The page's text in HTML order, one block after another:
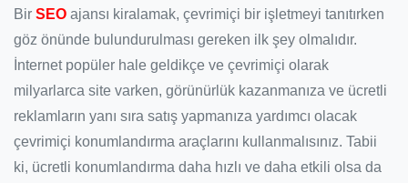
Bir SEO ajansı kiralamak, çevrimiçi bir işletmeyi tanıtırken
göz önünde bulundurulması gereken ilk şey olmalıdır.
İnternet popüler hale geldikçe ve çevrimiçi olarak
milyarlarca site varken, görünürlük kazanmanıza ve ücretli
reklamların yanı sıra satış yapmanıza yardımcı olacak
çevrimiçi konumlandırma araçlarını kullanmalısınız. Tabii
ki, ücretli konumlandırma daha hızlı ve daha etkili olsa da